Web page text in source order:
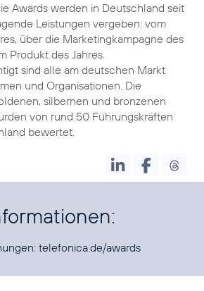
Awards werden in Deutschland seit
Leistungen vergeben: vom
über die Marketingkampagne des
Produkt des Jahres.
sind alle am deutschen Markt
und Organisationen. Die
silbernen und bronzenen
von rund 50 Führungskräften
bewertet.
telefonica.de/awards